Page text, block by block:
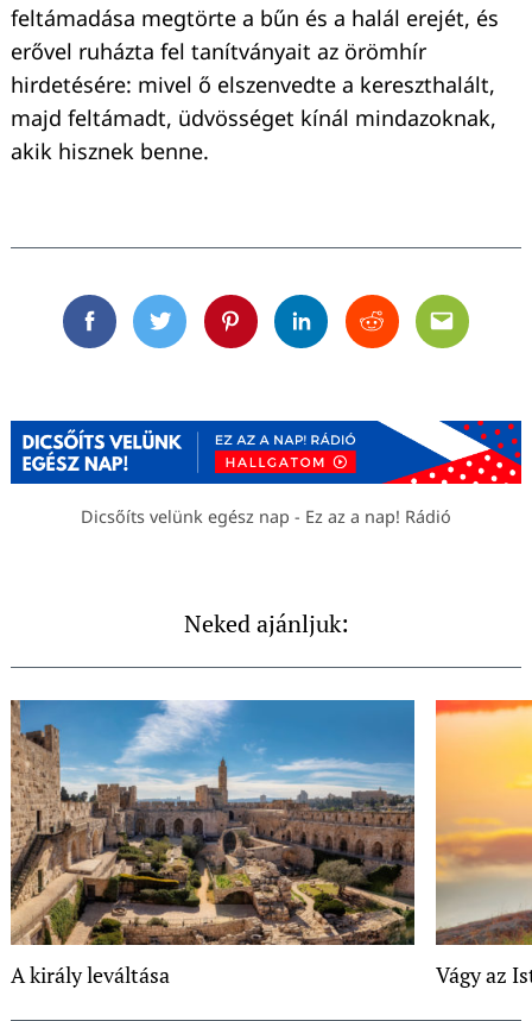
feltámadása megtörte a bűn és a halál erejét, és
erővel ruházta fel tanítványait az örömhír
hirdetésére: mivel ő elszenvedte a kereszthalált,
majd feltámadt, üdvösséget kínál mindazoknak,
akik hisznek benne.
FacebookTwitterPinterestLinkedinRedditEmail
Dicsőíts velünk egész nap - Ez az a nap! Rádió
Neked ajánljuk:
A király leváltása Vágy az